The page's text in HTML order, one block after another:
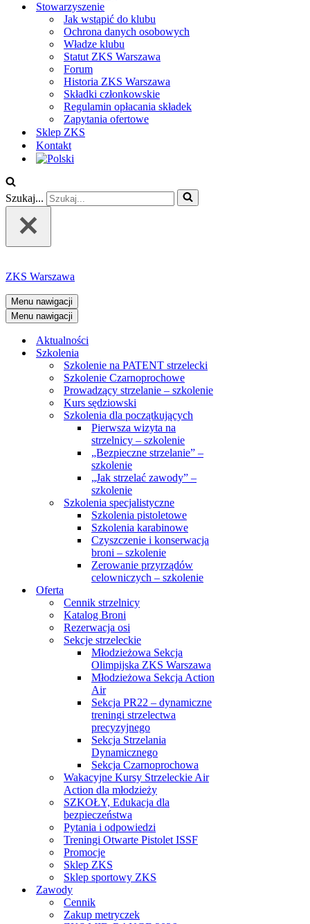
Stowarzyszenie
Jak wstąpić do klubu
Ochrona danych osobowych
Władze klubu
Statut ZKS Warszawa
Forum
Historia ZKS Warszawa
Składki członkowskie
Regulamin opłacania składek
Zapytania ofertowe
Sklep ZKS
Kontakt
Szukaj...
ZKS Warszawa
Menu nawigacji
Menu nawigacji
Aktualności
Szkolenia
Szkolenie na PATENT strzelecki
Szkolenie Czarnoprochowe
Prowadzący strzelanie – szkolenie
Kurs sędziowski
Szkolenia dla początkujących
Pierwsza wizyta na
strzelnicy – szkolenie
„Bezpieczne strzelanie” –
szkolenie
„Jak strzelać zawody” –
szkolenie
Szkolenia specjalistyczne
Szkolenia pistoletowe
Szkolenia karabinowe
Czyszczenie i konserwacja
broni – szkolenie
Zerowanie przyrządów
celowniczych – szkolenie
Oferta
Cennik strzelnicy
Katalog Broni
Rezerwacja osi
Sekcje strzeleckie
Młodzieżowa Sekcja
Olimpijska ZKS Warszawa
Młodzieżowa Sekcja Action
Air
Sekcja PR22 – dynamiczne
treningi strzelectwa
precyzyjnego
Sekcja Strzelania
Dynamicznego
Sekcja Czarnoprochowa
Wakacyjne Kursy Strzeleckie Air
Action dla młodzieży
SZKOŁY, Edukacja dla
bezpieczeństwa
Pytania i odpowiedzi
Treningi Otwarte Pistolet ISSF
Promocje
Sklep ZKS
Sklep sportowy ZKS
Zawody
Cennik
Zakup metryczek